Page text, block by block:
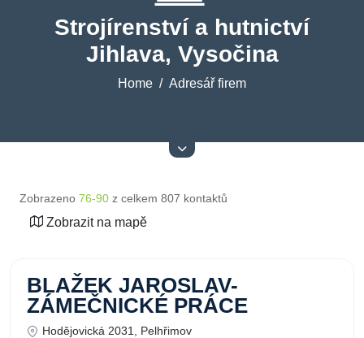
Strojírenství a hutnictví
Jihlava, Vysočina
Home Adresář firem
Zobrazeno 76-90 z celkem 807 kontaktů
Zobrazit na mapě
BLAŽEK JAROSLAV-
ZÁMEČNICKÉ PRÁCE
Hodějovická 2031, Pelhřimov